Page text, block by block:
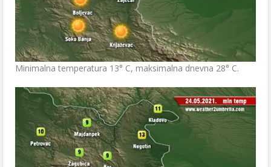
Minimalna temperatura 13° C, maksimalna dnevna 28° C.